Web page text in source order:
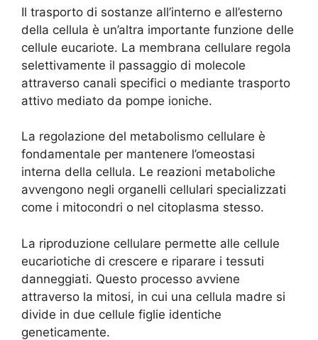
Il trasporto di sostanze all’interno e all’esterno
della cellula è un’altra importante funzione delle
cellule eucariote. La membrana cellulare regola
selettivamente il passaggio di molecole
attraverso canali specifici o mediante trasporto
attivo mediato da pompe ioniche.
La regolazione del metabolismo cellulare è
fondamentale per mantenere l’omeostasi
interna della cellula. Le reazioni metaboliche
avvengono negli organelli cellulari specializzati
come i mitocondri o nel citoplasma stesso.
La riproduzione cellulare permette alle cellule
eucariotiche di crescere e riparare i tessuti
danneggiati. Questo processo avviene
attraverso la mitosi, in cui una cellula madre si
divide in due cellule figlie identiche
geneticamente.